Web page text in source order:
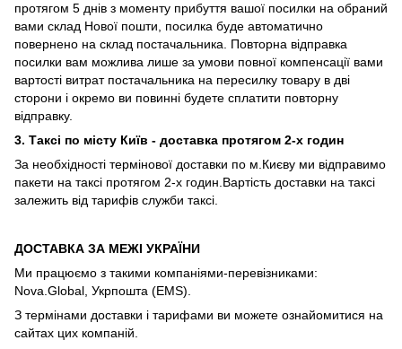
протягом 5 днів з моменту прибуття вашої посилки на обраний
вами склад Нової пошти, посилка буде автоматично
повернено на склад постачальника. Повторна відправка
посилки вам можлива лише за умови повної компенсації вами
вартості витрат постачальника на пересилку товару в дві
сторони і окремо ви повинні будете сплатити повторну
відправку.
3. Таксі по місту Київ - доставка протягом 2-х годин
За необхідності термінової доставки по м.Києву ми відправимо
пакети на таксі протягом 2-х годин.Вартість доставки на таксі
залежить від тарифів служби таксі.
ДОСТАВКА ЗА МЕЖІ УКРАЇНИ
Ми працюємо з такими компаніями-перевізниками:
Nova.Global, Укрпошта (EMS).
З термінами доставки і тарифами ви можете ознайомитися на
сайтах цих компаній.